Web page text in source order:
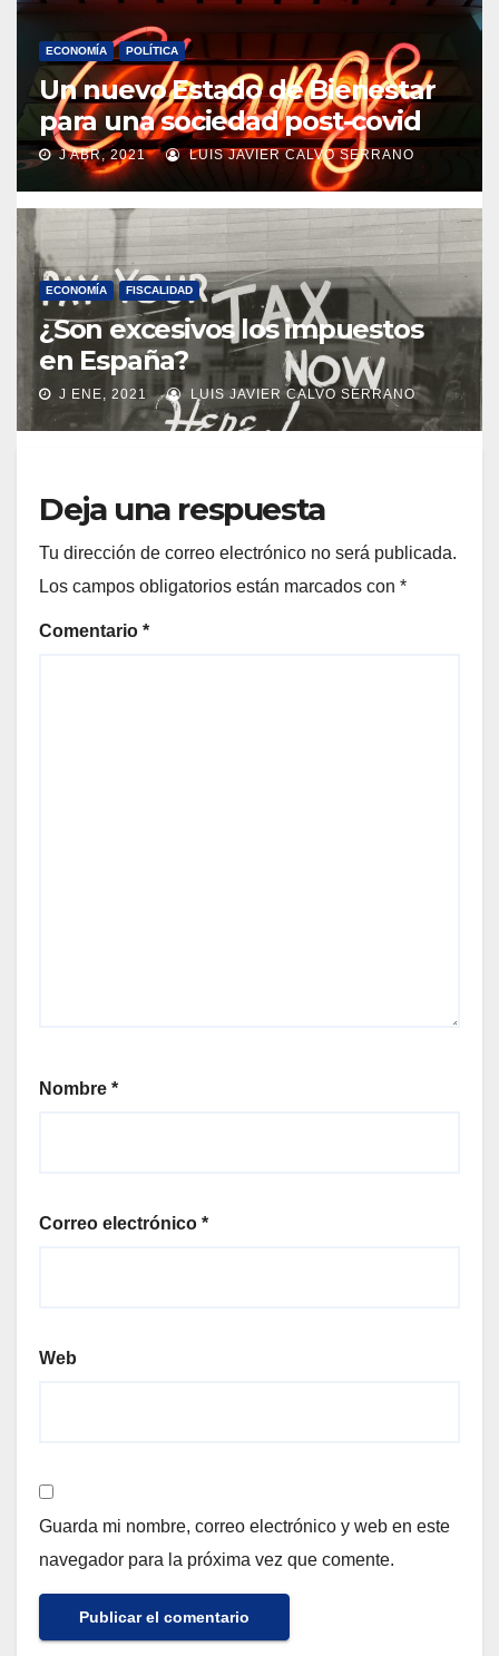
ECONOMÍA POLÍTICA
Un nuevo Estado de Bienestar
para una sociedad post-covid
J ABR, 2021 LUIS JAVIER CALVO SERRANO
ECONOMÍA FISCALIDAD
¿Son excesivos los impuestos
en España?
J ENE, 2021 LUIS JAVIER CALVO SERRANO
Deja una respuesta
Tu dirección de correo electrónico no será publicada.
Los campos obligatorios están marcados con *
Comentario *
Nombre *
Correo electrónico *
Web
Guarda mi nombre, correo electrónico y web en este
navegador para la próxima vez que comente.